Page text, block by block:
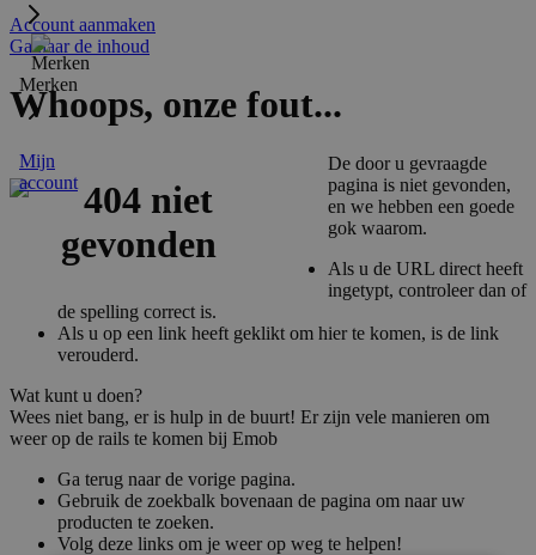
Merken
Mijn
account
Account aanmaken
Ga naar de inhoud
Whoops, onze fout...
De door u gevraagde
pagina is niet gevonden,
en we hebben een goede
gok waarom.
Als u de URL direct heeft
ingetypt, controleer dan of
de spelling correct is.
Als u op een link heeft geklikt om hier te komen, is de link
verouderd.
Wat kunt u doen?
Wees niet bang, er is hulp in de buurt! Er zijn vele manieren om
weer op de rails te komen bij Emob
Ga terug naar de vorige pagina.
Gebruik de zoekbalk bovenaan de pagina om naar uw
producten te zoeken.
Volg deze links om je weer op weg te helpen!